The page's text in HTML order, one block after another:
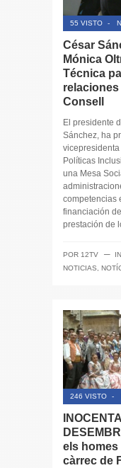
55 VISTO -
César
Mónica
Técnica
relaciones
Consell
El presidente
Sánchez, ha
Políticas
una Mesa
competencias
financiación
prestación de
POR 12TV ─
NOTICIAS,
246 VISTO -
els homes
càrrec de